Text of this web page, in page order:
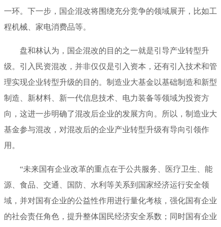
一环。下一步，国企混改将围绕充分竞争的领域展开，比如工
程机械、家电消费品等。
盘和林认为，国企混改的目的之一就是引导产业转型升
级。引入民资混改，并非仅仅是引入资本，还有引入技术和管
理实现企业转型升级的目的。制造业大基金以基础制造和新型
制造、新材料、新一代信息技术、电力装备等领域为投资方
向，这进一步明确了混改后企业的发展方向。所以，制造业大
基金参与混改，对混改后的企业产业转型升级有导向引领作
用。
“未来国有企业改革的重点在于公共服务、医疗卫生、能
源、食品、交通、国防、水利等关系到国家经济运行安全领
域，并对国有企业的公益性作用进行量化考核，强化国有企业
的社会责任角色，提升整体国民经济安全系数；同时国有企业